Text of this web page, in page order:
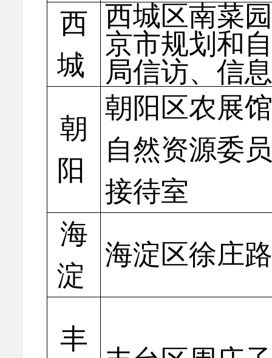
西
城
西城区南菜
京市规划和
局信访、信
朝
阳
朝阳区农展
自然资源委
接待室
海
淀
海淀区徐庄
丰